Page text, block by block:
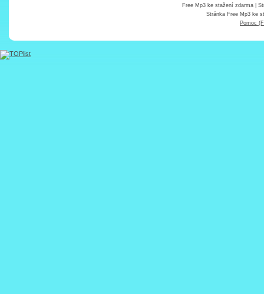
Free Mp3 ke stažení zdarma|
Stránka Free Mp3 ke
Pomoc